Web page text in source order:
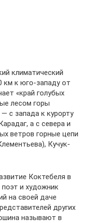
климатический
км к юго-западу от
«край голубых
лесом горы
с запада к курорту
а с севера и
ветров горные цепи
Кучук-
Коктебеля в
поэт и художник
на своей даче
других
называют в